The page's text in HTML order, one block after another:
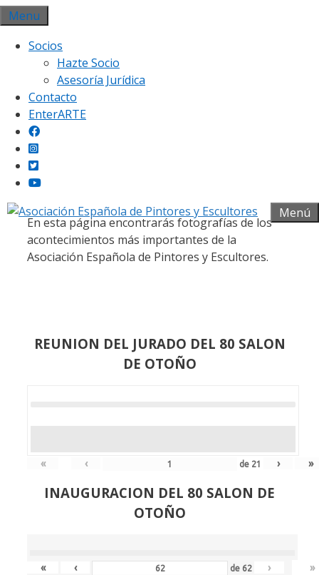
Saltar
al
contenido
Menu
Socios
Hazte Socio
Asesoría Jurídica
Contacto
EnterARTE
Menú
Galería fotográfica
En esta página encontrarás fotografías de los
acontecimientos más importantes de la
Asociación Española de Pintores y Escultores.
REUNION DEL JURADO DEL 80 SALON
DE OTOÑO
« ‹ de 21 › »
INAUGURACION DEL 80 SALON DE
OTOÑO
« ‹ de 62 › »